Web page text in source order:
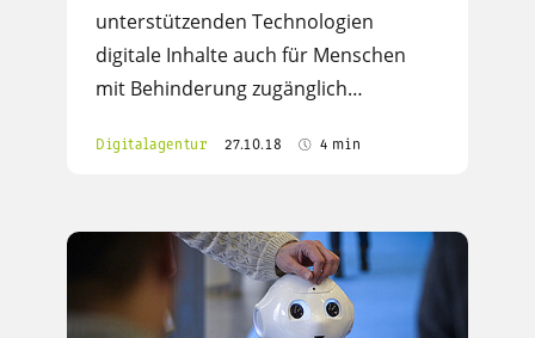
unterstützenden Technologien
digitale Inhalte auch für Menschen
mit Behinderung zugänglich…
Digitalagentur 27.10.18 4 min